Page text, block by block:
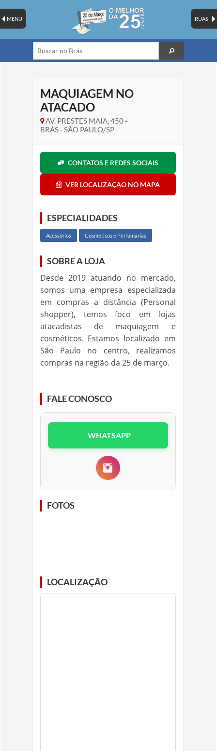
RUAS
MENU
MAQUIAGEM NO
ATACADO
AV. PRESTES MAIA, 450 -
BRÁS - SÃO PAULO/SP
CONTATOS E REDES SOCIAIS
VER LOCALIZAÇÃO NO MAPA
ESPECIALIDADES
Acessórios Cosméticos e Perfumarias
SOBRE A LOJA
Desde 2019 atuando no mercado,
somos uma empresa especializada
em compras a distância (Personal
shopper), temos foco em lojas
atacadistas de maquiagem e
cosméticos. Estamos localizado em
São Paulo no centro, realizamos
compras na região da 25 de março.
FALE CONOSCO
WHATSAPP
FOTOS
LOCALIZAÇÃO